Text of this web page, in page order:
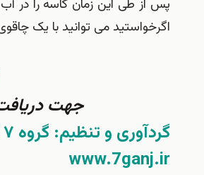
پس از طی این زمان کاسه را در
اگرخواستید می توانید با یک
جهت دریافت
گردآوری و تنظیم: گروه ۷ گنج
www.7ganj.ir